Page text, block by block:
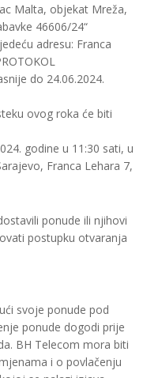
Malta, objekat Mreža,
46606/24“
adresu: Franca
do 24.06.2024.
ovog roka će biti
godine u 11:30 sati, u
Franca Lehara 7,
ponude ili njihovi
postupku otvaranja
svoje ponude pod
ponude dogodi prije
BH Telecom mora biti
i o povlačenju